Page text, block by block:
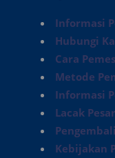
Informasi
Hubungi
Cara
Metode
Informasi
Lacak
Kebijakan